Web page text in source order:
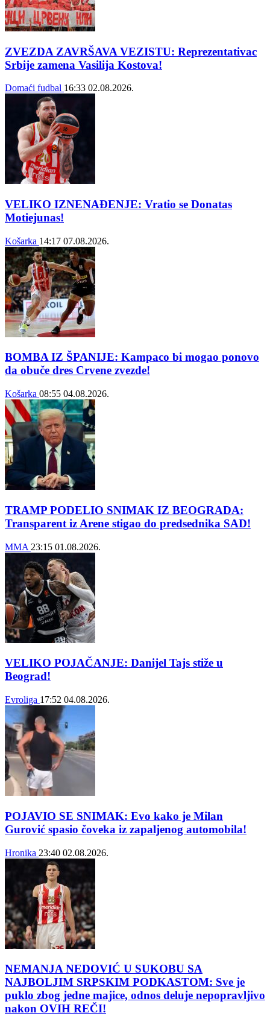
ZVEZDA ZAVRŠAVA VEZISTU: Reprezentativac
Srbije zamena Vasilija Kostova!
Domaći fudbal 16:33 02.08.2026.
VELIKO IZNENAĐENJE: Vratio se Donatas
Motiejunas!
Košarka 14:17 07.08.2026.
BOMBA IZ ŠPANIJE: Kampaco bi mogao ponovo
da obuče dres Crvene zvezde!
Košarka 08:55 04.08.2026.
TRAMP PODELIO SNIMAK IZ BEOGRADA:
Transparent iz Arene stigao do predsednika SAD!
MMA 23:15 01.08.2026.
VELIKO POJAČANJE: Danijel Tajs stiže u
Beograd!
Evroliga 17:52 04.08.2026.
POJAVIO SE SNIMAK: Evo kako je Milan
Gurović spasio čoveka iz zapaljenog automobila!
Hronika 23:40 02.08.2026.
NEMANJA NEDOVIĆ U SUKOBU SA
NAJBOLJIM SRPSKIM PODKASTOM: Sve je
puklo zbog jedne majice, odnos deluje nepopravljivo
nakon OVIH REČI!